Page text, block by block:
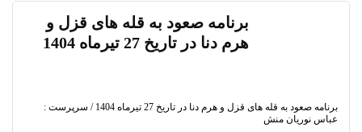
برنامه صعود به قله های قزل و
هرم دنا در تاریخ 27 تیرماه 1404
برنامه صعود به قله های قزل و هرم دنا در تاریخ 27 تیرماه 1404 / سرپرست :
عباس نوریان منش